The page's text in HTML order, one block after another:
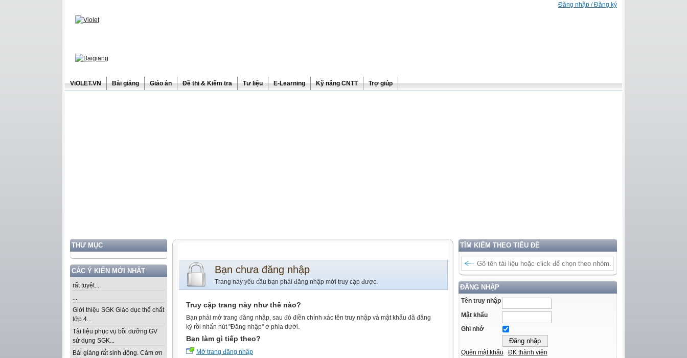
Đăng nhập / Đăng ký
ViOLET.VN Bài giảng Giáo án Đề thi & Kiểm tra Tư liệu E-Learning Kỹ năng CNTT Trợ giúp
THƯ MỤC
CÁC Ý KIẾN MỚI NHẤT
rất tuyệt...
...
Giới thiệu SGK Giáo dục thể chất
lớp 4...
Tài liệu phục vụ bồi dưỡng GV
sử dụng SGK...
Bài giảng rất sinh động. Cảm ơn
TÌM KIẾM THEO TIÊU ĐỀ
ĐĂNG NHẬP
Tên truy nhập
Mật khẩu
Ghi nhớ
Quên mật khẩu ĐK thành viên
Bạn chưa đăng nhập
Trang này yêu cầu bạn phải đăng nhập mới truy cập được.
Truy cập trang này như thế nào?
Bạn phải mở trang đăng nhập, sau đó điền chính xác tên truy nhập và mật khẩu đã đăng
ký rồi nhấn nút "Đăng nhập" ở phía dưới.
Bạn làm gì tiếp theo?
Mở trang đăng nhập